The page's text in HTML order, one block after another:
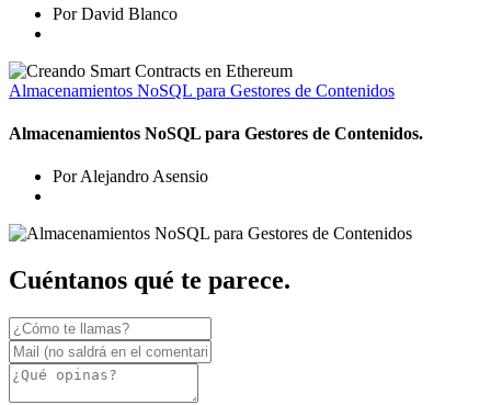
Por David Blanco
Almacenamientos NoSQL para Gestores de Contenidos
Almacenamientos NoSQL para Gestores de Contenidos.
Por Alejandro Asensio
Cuéntanos qué te parece.